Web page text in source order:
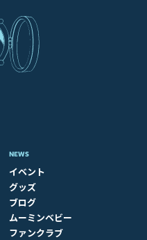
NEWS
イベント
グッズ
ブログ
ムーミンベビー
ファンクラブ